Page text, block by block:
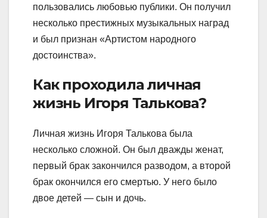
пользовались любовью публики. Он получил
несколько престижных музыкальных наград
и был признан «Артистом народного
достоинства».
Как проходила личная
жизнь Игоря Талькова?
Личная жизнь Игоря Талькова была
несколько сложной. Он был дважды женат,
первый брак закончился разводом, а второй
брак окончился его смертью. У него было
двое детей — сын и дочь.